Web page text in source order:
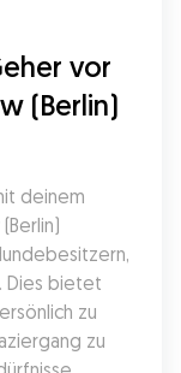
vor
(Berlin)
deinem
Dies bietet
zu
zu